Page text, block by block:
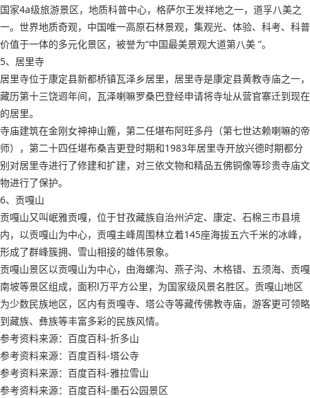
国家4a级旅游景区，地质科普中心，格萨尔王发祥地之一，道孚八美之
一。世界地质奇观，中国唯一高原石林景观，集观光、体验、科考、科普
价值于一体的多元化景区，被誉为“中国最美景观大道第八美 ”。
5、居里寺
居里寺位于康定县新都桥镇瓦泽乡居里，居里寺是康定县黄教寺庙之一，
藏历第十三饶迥年间，瓦泽喇嘛罗桑巴登经申请将寺址从营官寨迁到现在
的居里。
寺庙建筑在金刚女神神山簏，第二任堪布阿旺多丹（第七世达赖喇嘛的帝
师），第二十四任堪布桑吉更登时期和1983年居里寺开放兴德时期都分
别对居里寺进行了修建和扩建，对三依文物和精品五佛铜像等珍贵寺庙文
物进行了保护。
6、贡嘎山
贡嘎山又叫岷雅贡嘎，位于甘孜藏族自治州泸定、康定、石棉三市县境
内，以贡嘎山为中心，贡嘎主峰周围林立着145座海拔五六千米的冰峰，
形成了群峰簇拥、雪山相接的雄伟景象。
贡嘎山景区以贡嘎山为中心，由海螺沟、燕子沟、木格错、五须海、贡嘎
南坡等景区组成，面积l万平方公里，为国家级风景名胜区。贡嘎山地区
为少数民族地区，区内有贡嘎寺、塔公寺等藏传佛教寺庙，游客更可领略
到藏族、彝族等丰富多彩的民族风情。
参考资料来源：百度百科-折多山
参考资料来源：百度百科-塔公寺
参考资料来源：百度百科-雅拉雪山
参考资料来源：百度百科-墨石公园景区